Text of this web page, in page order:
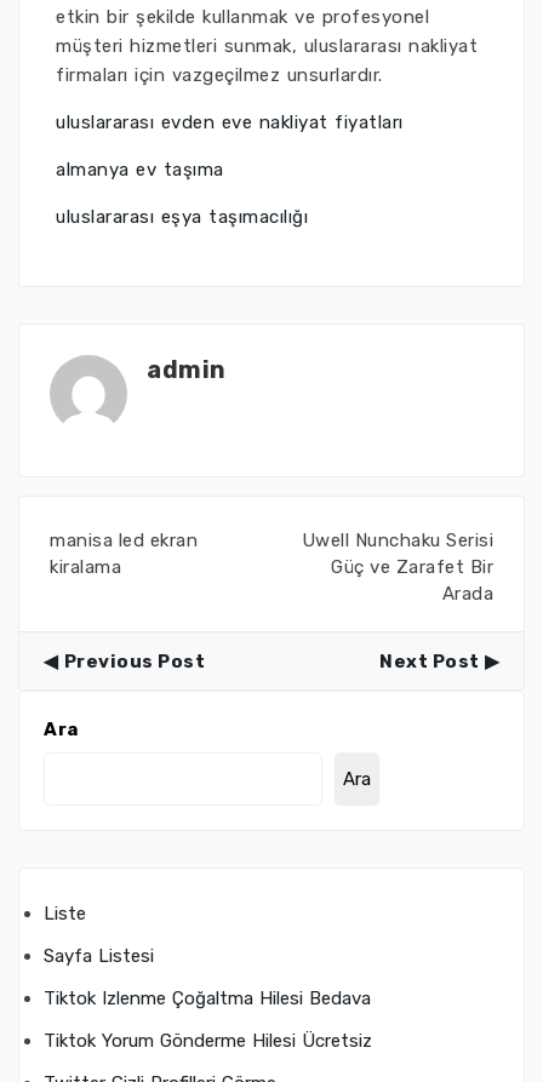
etkin bir şekilde kullanmak ve profesyonel
müşteri hizmetleri sunmak, uluslararası nakliyat
firmaları için vazgeçilmez unsurlardır.
uluslararası evden eve nakliyat fiyatları
almanya ev taşıma
uluslararası eşya taşımacılığı
admin
manisa led ekran
kiralama
Uwell Nunchaku Serisi
Güç ve Zarafet Bir
Arada
Previous Post Next Post
Ara
Ara
Liste
Sayfa Listesi
Tiktok Izlenme Çoğaltma Hilesi Bedava
Tiktok Yorum Gönderme Hilesi Ücretsiz